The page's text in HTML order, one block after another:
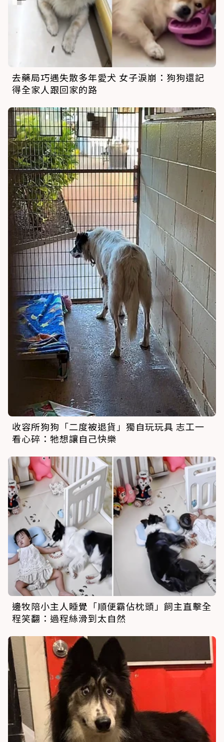
去藥局巧遇失散多年愛犬 女子淚崩：狗狗還記
得全家人跟回家的路
收容所狗狗「二度被退貨」獨自玩玩具 志工一
看心碎：牠想讓自己快樂
邊牧陪小主人睡覺「順便霸佔枕頭」飼主直擊全
程笑翻：過程絲滑到太自然